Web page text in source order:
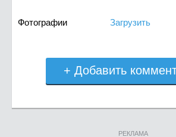
Фотографии Загрузить
+ Добавить
РЕКЛАМА